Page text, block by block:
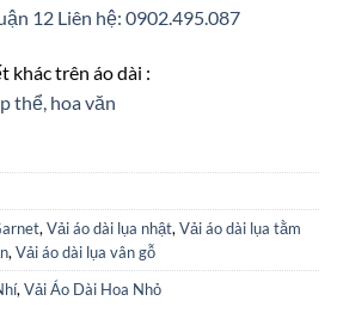
12 Liên hệ: 0902.495.087
khác trên áo dài :
thể, hoa văn
, Vải áo dài lụa nhật, Vải áo dài lụa tằm
, Vải áo dài lụa vân gỗ
, Vải Áo Dài Hoa Nhỏ